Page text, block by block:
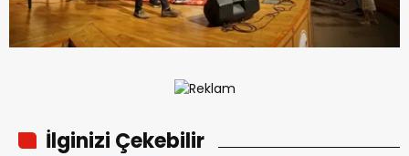
İlginizi Çekebilir